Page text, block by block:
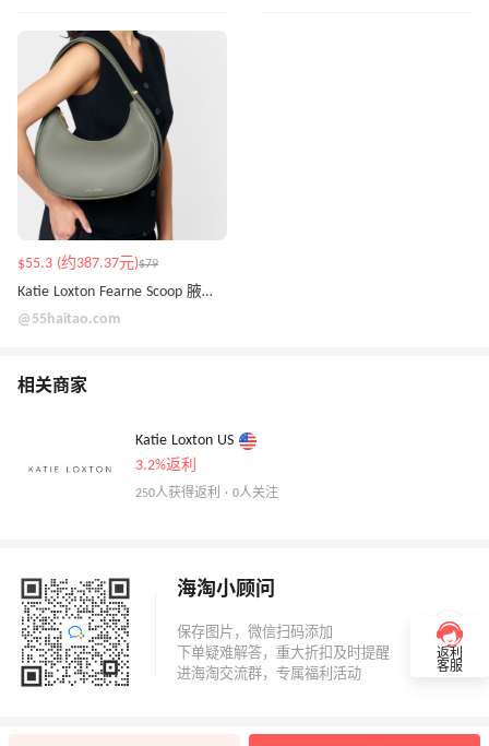
$55.3 (约387.37元)$79
Katie Loxton Fearne Scoop 腋下包
@55haitao.com
相关商家
Katie Loxton US
3.2%返利
250人获得返利 · 0人关注
海淘小顾问
返利
客服